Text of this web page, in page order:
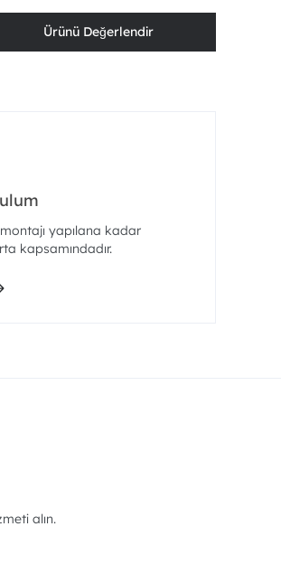
Ürünü Değerlendir
yapılana kadar
kapsamındadır.
alın.